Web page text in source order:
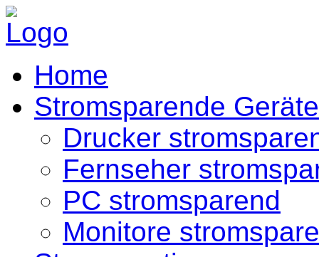
Home
Stromsparende Geräte
Drucker
Fernseher
PC stromsparend
Monitore